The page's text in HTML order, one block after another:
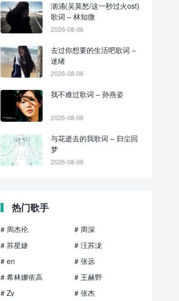
汹涌(吴莫愁/这一秒过火ost)
歌词 – 林知微
2026-08-06
去过你想要的生活吧歌词 –
迷绪
2026-08-06
我不难过歌词 – 孙燕姿
2026-08-06
与花逝去的我歌词 – 归尘回
梦
2026-08-06
热门歌手
# 周杰伦
# 周深
# 苏星婕
# 汪苏泷
# en
# 张远
# 希林娜依高
# 王赫野
# Zy
# 张杰